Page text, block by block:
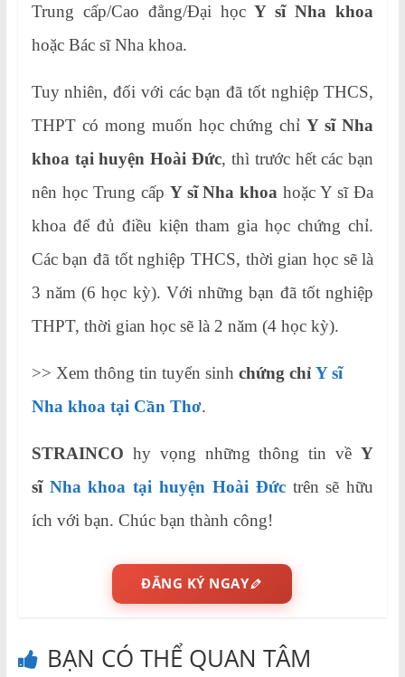
Trung cấp/Cao đẳng/Đại họcY sĩ Nha khoa
hoặc Bác sĩ Nha khoa.
Tuy nhiên, đối với các bạn đã tốt nghiệp THCS,
THPT có mong muốn học chứng chỉY sĩ Nha
khoa tại huyện Hoài Đức, thì trước hết các bạn
nên học Trung cấp Y sĩ Nha khoa hoặc Y sĩ Đa
khoa để đủ điều kiện tham gia học chứng chỉ.
Các bạn đã tốt nghiệp THCS, thời gian học sẽ là
3 năm (6 học kỳ). Với những bạn đã tốt nghiệp
THPT, thời gian học sẽ là 2 năm (4 học kỳ).
>> Xem thông tin tuyển sinh chứng chỉ Y sĩ
Nha khoa tại Cần Thơ.
STRAINCO hy vọng những thông tin vềY
sĩ Nha khoa tại huyện Hoài Đứctrên sẽ hữu
ích với bạn. Chúc bạn thành công!
ĐĂNG KÝ NGAY
BẠN CÓ THỂ QUAN TÂM